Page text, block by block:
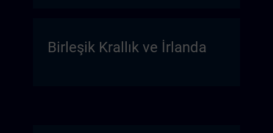
Birleşik Krallık ve İrlanda